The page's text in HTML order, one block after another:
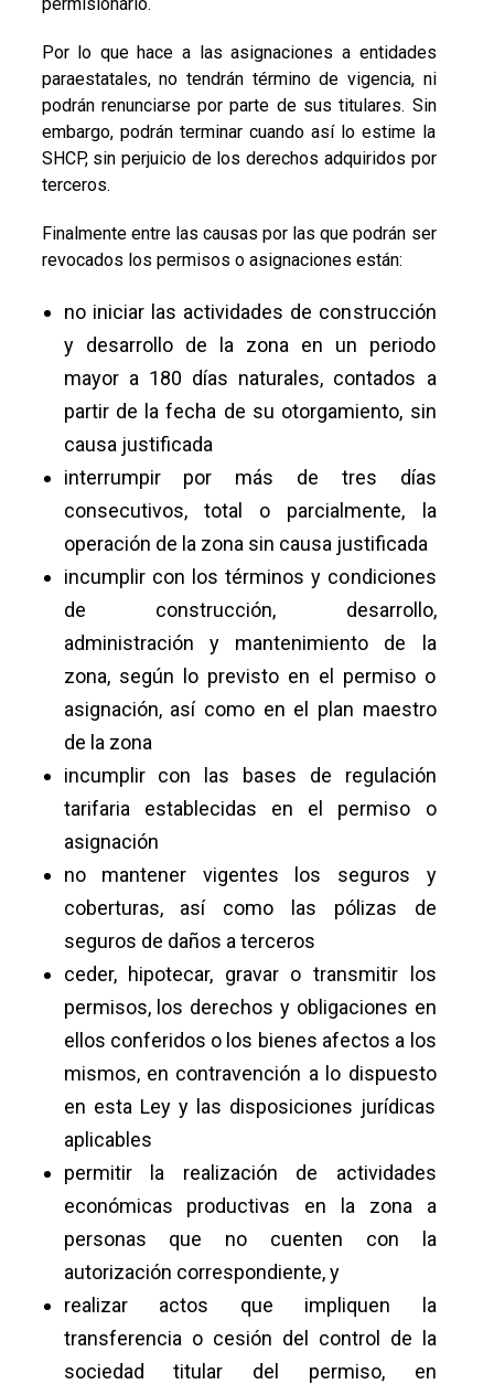
Por lo que hace a las asignaciones a entidades
paraestatales, no tendrán término de vigencia, ni
podrán renunciarse por parte de sus titulares. Sin
embargo, podrán terminar cuando así lo estime la
SHCP, sin perjuicio de los derechos adquiridos por
terceros.
Finalmente entre las causas por las que podrán ser
revocados los permisos o asignaciones están:
no iniciar las actividades de construcción
y desarrollo de la zona en un periodo
mayor a 180 días naturales, contados a
partir de la fecha de su otorgamiento, sin
causa justificada
interrumpir por más de tres días
consecutivos, total o parcialmente, la
operación de la zona sin causa justificada
incumplir con los términos y condiciones
de construcción, desarrollo,
administración y mantenimiento de la
zona, según lo previsto en el permiso o
asignación, así como en el plan maestro
de la zona
incumplir con las bases de regulación
tarifaria establecidas en el permiso o
asignación
no mantener vigentes los seguros y
coberturas, así como las pólizas de
seguros de daños a terceros
ceder, hipotecar, gravar o transmitir los
permisos, los derechos y obligaciones en
ellos conferidos o los bienes afectos a los
mismos, en contravención a lo dispuesto
en esta Ley y las disposiciones jurídicas
aplicables
permitir la realización de actividades
económicas productivas en la zona a
personas que no cuenten con la
autorización correspondiente, y
realizar actos que impliquen la
transferencia o cesión del control de la
sociedad titular del permiso, en